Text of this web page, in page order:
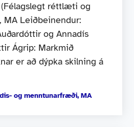
réttlæti og
Leiðbeinendur:
og Annadís
Ágrip: Markmið
er að dýpka skilning á
og menntunarfræði, MA